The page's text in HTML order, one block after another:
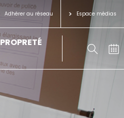
Adhérer au réseau Espace médias
PROPRETÉ